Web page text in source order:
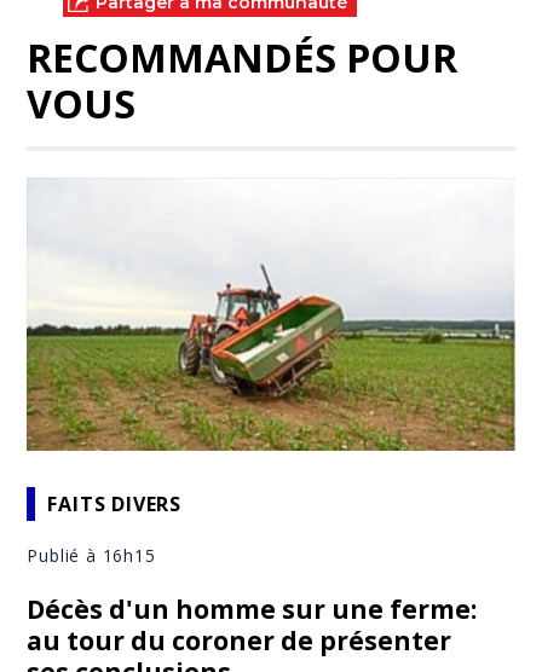
RECOMMANDÉS POUR
VOUS
FAITS DIVERS
Publié à 16h15
Décès d'un homme sur une ferme:
au tour du coroner de présenter